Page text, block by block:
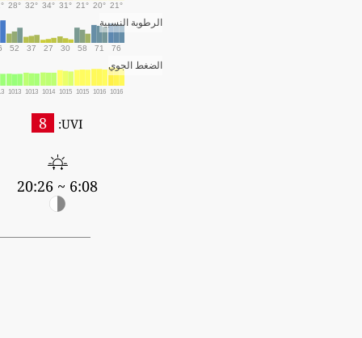
21°
20°
21°
31°
34°
32°
28°
الرطوبة النسبية
76
71
58
30
27
37
52
الضغط الجوي
1016
1016
1015
1015
1014
1013
1013
UVI:
8
6:08 ~ 20:26